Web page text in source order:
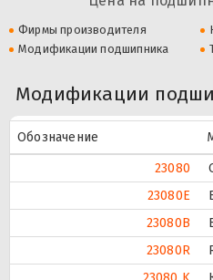
Фирмы производителя
Модификации подшипника
Модификации
Обозначение
23080
23080E
23080B
23080R